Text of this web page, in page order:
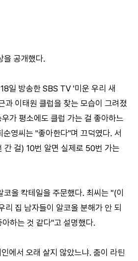
을 공개했다.
일 방송한 SBS TV '미운 우리 새
과 이태원 클럽을 찾는 모습이 그려졌
가 평소에도 클럽 가는 걸 좋아하느
영씨는 "좋아한다"며 끄덕였다. 서
간 걸) 10번 알면 실제로 50번 가는
올 칵테일을 주문했다. 최씨는 "(이
리 집 남자들이 알코올 분해가 안 되
하는 것 같다"고 설명했다.
에서 오래 살지 않았느냐. 춤이 라틴